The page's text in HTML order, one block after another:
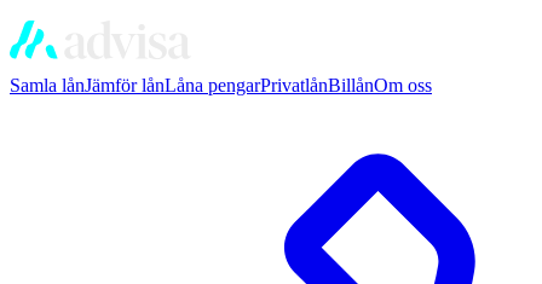
Samla lånJämför lånLåna pengarPrivatlånBillånOm oss